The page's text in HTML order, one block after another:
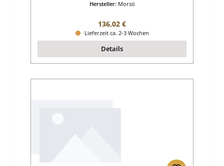
Hersteller: Morsö
Regulärer Preis:
136,02 €
Lieferzeit ca. 2-3 Wochen
Details